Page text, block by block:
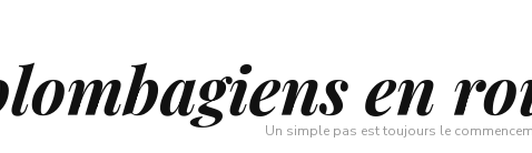
en
Un simple pas est toujours le